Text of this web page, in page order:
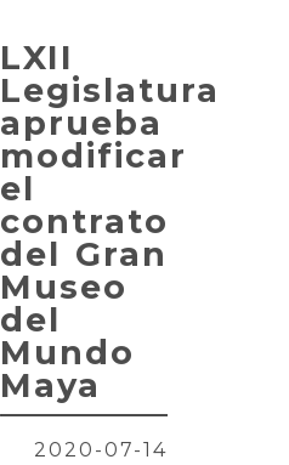
LXII
Legislatura
aprueba
modificar
el
contrato
del Gran
Museo
del
Mundo
Maya
2020-07-14